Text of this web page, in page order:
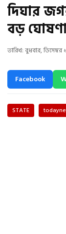
দিঘার
বড় ঘোষণা
তারিখ: বুধবার,
Facebook
STATE